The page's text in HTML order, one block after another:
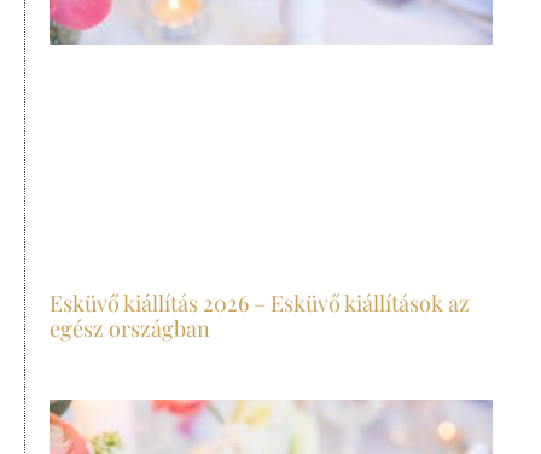
Esküvő kiállítás 2026 – Esküvő kiállítások az
egész országban